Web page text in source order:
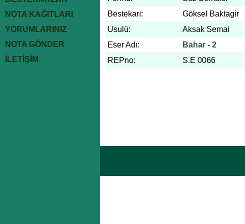
NOTA KAĞITLARI
YORUMLARINIZ
NOTA GÖNDER
İLETİŞİM
Bestekarı:
Göksel Baktagir
Usulü:
Aksak Semai
Eser Adı:
Bahar - 2
REPno:
S.E 0066